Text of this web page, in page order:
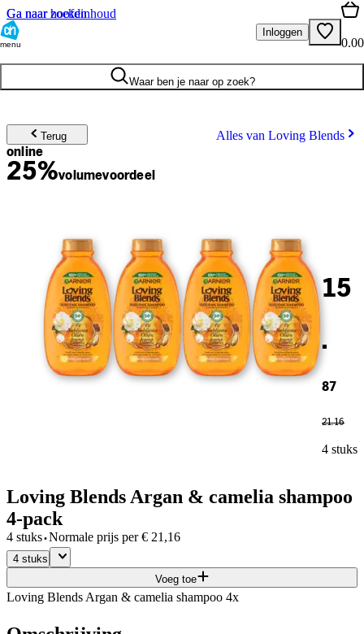
Ga naar hoofdinhoud
Ga naar zoeken
menu
Inloggen
0.00
Waar ben je naar op zoek?
Terug Alles van Loving Blends
online
25%volumevoordeel
15
.
87
21.16
4 stuks
Loving Blends Argan & camelia shampoo
4-pack
4 stuks·Normale prijs per € 21,16
4 stuks
Voeg toe
Loving Blends Argan & camelia shampoo 4x